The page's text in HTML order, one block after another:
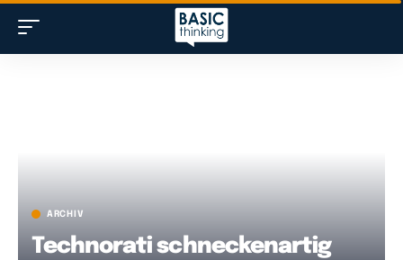
ARCHIV
Technorati schneckenartig